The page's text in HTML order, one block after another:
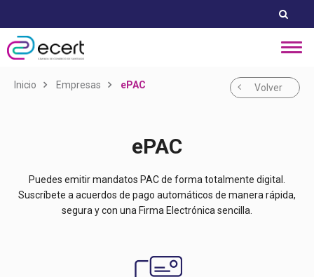
Inicio Empresas ePAC Volver
ePAC
Puedes emitir mandatos PAC de forma totalmente digital.
Suscríbete a acuerdos de pago automáticos de manera rápida,
segura y con una Firma Electrónica sencilla.